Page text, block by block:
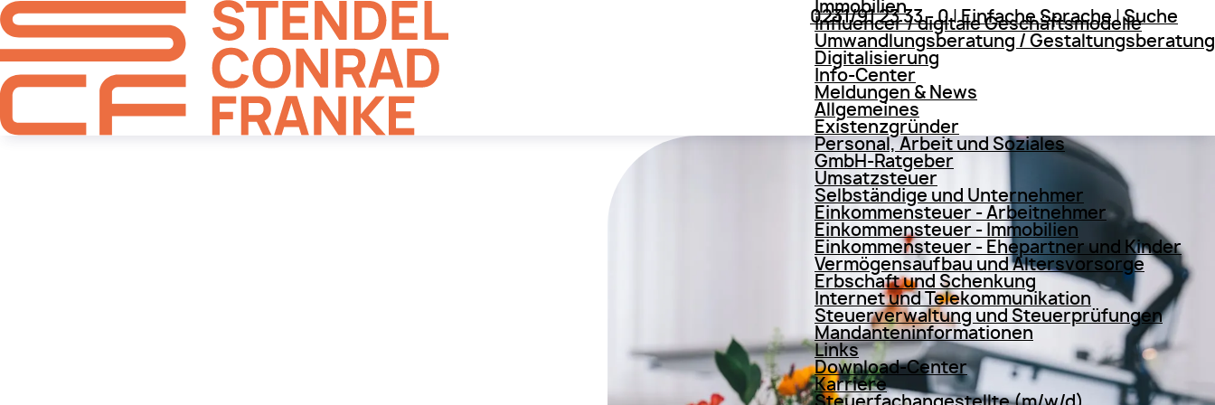
0231/91 23 33 - 0|Einfache Sprache|Suche
Immobilien
Influencer / digitale Geschäftsmodelle
Umwandlungsberatung / Gestaltungsberatung
Digitalisierung
Info-Center
Meldungen & News
Allgemeines
Existenzgründer
Personal, Arbeit und Soziales
GmbH-Ratgeber
Umsatzsteuer
Selbständige und Unternehmer
Einkommensteuer - Arbeitnehmer
Einkommensteuer - Immobilien
Einkommensteuer - Ehepartner und Kinder
Vermögensaufbau und Altersvorsorge
Erbschaft und Schenkung
Internet und Telekommunikation
Steuerverwaltung und Steuerprüfungen
Mandanteninformationen
Links
Download-Center
Karriere